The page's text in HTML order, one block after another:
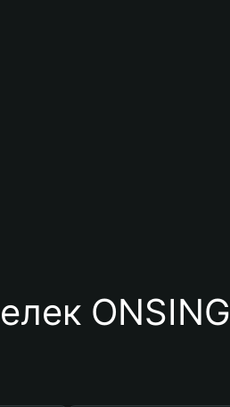
ONSING